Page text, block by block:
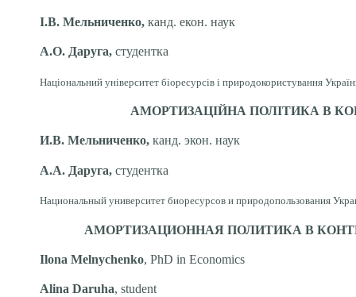
І.В. Мельниченко, канд. екон. наук
А.О. Даруга, студентка
Національний університет біоресурсів і природокористування
АМОРТИЗАЦІЙНА ПОЛІТИКА В
И.В. Мельниченко, канд. экон. наук
А.А. Даруга, студентка
Национальный университет биоресурсов и природопользования
АМОРТИЗАЦИОННАЯ ПОЛИТИКА В
Ilona Melnychenko, PhD in Economics
Alina Daruha, student